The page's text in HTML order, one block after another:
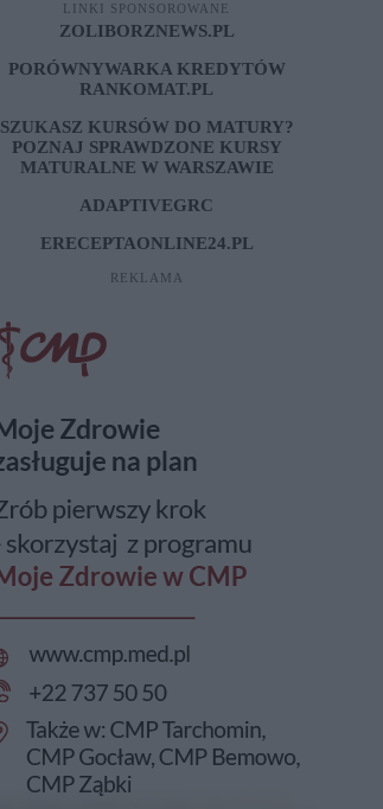
LINKI SPONSOROWANE
ZOLIBORZNEWS.PL
PORÓWNYWARKA KREDYTÓW
RANKOMAT.PL
SZUKASZ KURSÓW DO MATURY?
POZNAJ SPRAWDZONE KURSY
MATURALNE W WARSZAWIE
ADAPTIVEGRC
ERECEPTAONLINE24.PL
REKLAMA